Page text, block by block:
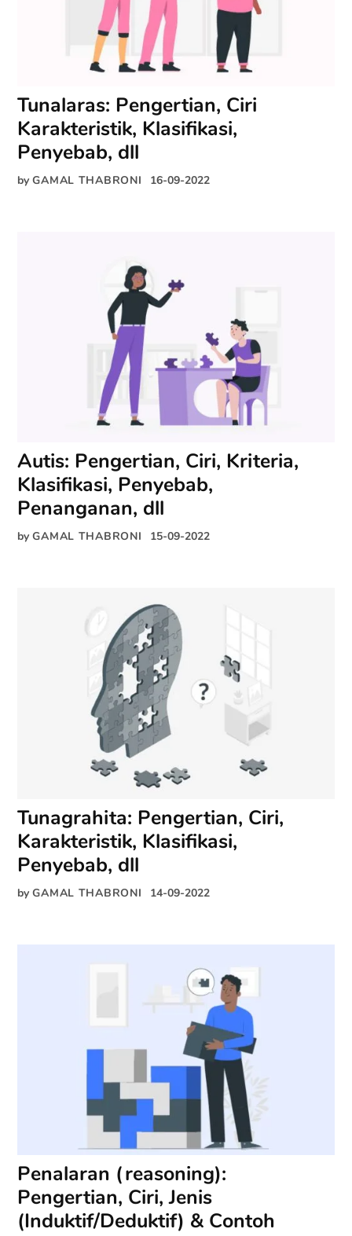
Tunalaras: Pengertian, Ciri
Karakteristik, Klasifikasi,
Penyebab, dll
by GAMAL THABRONI 16-09-2022
Autis: Pengertian, Ciri, Kriteria,
Klasifikasi, Penyebab,
Penanganan, dll
by GAMAL THABRONI 15-09-2022
Tunagrahita: Pengertian, Ciri,
Karakteristik, Klasifikasi,
Penyebab, dll
by GAMAL THABRONI 14-09-2022
Penalaran (reasoning):
Pengertian, Ciri, Jenis
(Induktif/Deduktif) & Contoh